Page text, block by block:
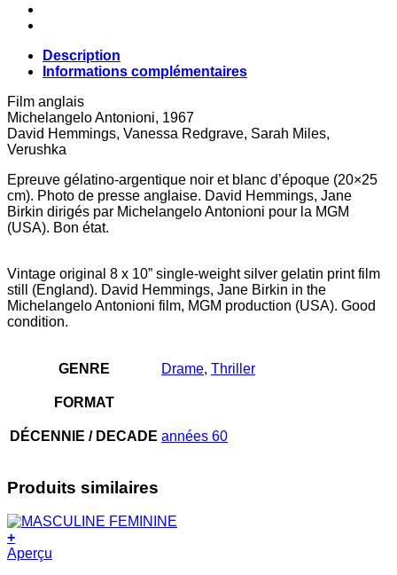
Description
Informations complémentaires
Film anglais
Michelangelo Antonioni, 1967
David Hemmings, Vanessa Redgrave, Sarah Miles,
Verushka
Epreuve gélatino-argentique noir et blanc d’époque (20×25
cm). Photo de presse anglaise. David Hemmings, Jane
Birkin dirigés par Michelangelo Antonioni pour la MGM
(USA). Bon état.
Vintage original 8 x 10” single-weight silver gelatin print film
still (England). David Hemmings, Jane Birkin in the
Michelangelo Antonioni film, MGM production (USA). Good
condition.
GENRE Drame, Thriller
FORMAT
DÉCENNIE / DECADE années 60
Produits similaires
+
Aperçu